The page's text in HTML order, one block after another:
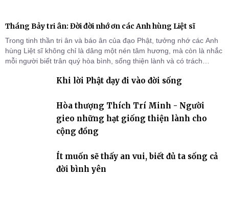
Tháng Bảy tri ân: Đời đời nhớ ơn các Anh hùng Liệt sĩ
Trong tinh thần tri ân và báo ân của đạo Phật, tưởng nhớ các Anh
hùng Liệt sĩ không chỉ là dâng một nén tâm hương, mà còn là nhắc
mỗi người biết trân quý hòa bình, sống thiện lành và có trách
Khi lời Phật dạy đi vào đời sống
Hòa thượng Thích Trí Minh - Người
gieo những hạt giống thiện lành cho
cộng đồng
Ít muốn sẽ thấy an vui, biết đủ ta sống cả
đời bình yên